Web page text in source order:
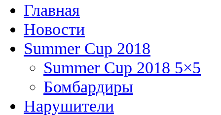
Главная
Новости
Summer Cup 2018
Summer Cup 2018 5×5
Бомбардиры
Нарушители